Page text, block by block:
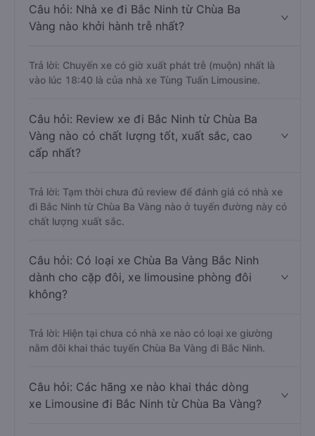
Câu hỏi: Nhà xe đi Bắc Ninh từ Chùa Ba
Vàng nào khởi hành trễ nhất?
Trả lời: Chuyến xe có giờ xuất phát trễ (muộn) nhất là
vào lúc 18:40 là của nhà xe Tùng Tuấn Limousine.
Câu hỏi: Review xe đi Bắc Ninh từ Chùa Ba
Vàng nào có chất lượng tốt, xuất sắc, cao
cấp nhất?
Trả lời: Tạm thời chưa đủ review để đánh giá có nhà xe
đi Bắc Ninh từ Chùa Ba Vàng nào ở tuyến đường này có
chất lượng xuất sắc.
Câu hỏi: Có loại xe Chùa Ba Vàng Bắc Ninh
dành cho cặp đôi, xe limousine phòng đôi
không?
Trả lời: Hiện tại chưa có nhà xe nào có loại xe giường
nằm đôi khai thác tuyến Chùa Ba Vàng đi Bắc Ninh.
Câu hỏi: Các hãng xe nào khai thác dòng
xe Limousine đi Bắc Ninh từ Chùa Ba Vàng?